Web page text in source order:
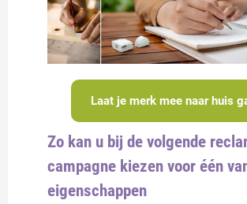
Laat je merk mee naar huis
Zo kan u bij de volgende
campagne kiezen voor één
eigenschappen